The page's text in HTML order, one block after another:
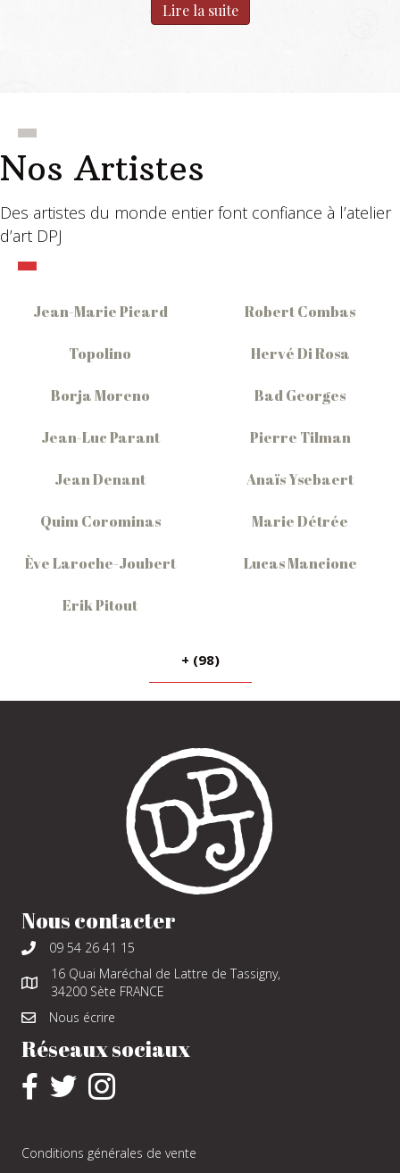
Lire la suite
Nos Artistes
Des artistes du monde entier font confiance à l’atelier
d’art DPJ
Jean-Marie Picard Robert Combas
Topolino Hervé Di Rosa
Borja Moreno Bad Georges
Jean-Luc Parant Pierre Tilman
Jean Denant Anaïs Ysebaert
Quim Corominas Marie Détrée
Ève Laroche-Joubert Lucas Mancione
Erik Pitout
+ (98)
Nous contacter
09 54 26 41 15
16 Quai Maréchal de Lattre de Tassigny,
34200 Sète FRANCE
Nous écrire
Réseaux sociaux
Conditions générales de vente